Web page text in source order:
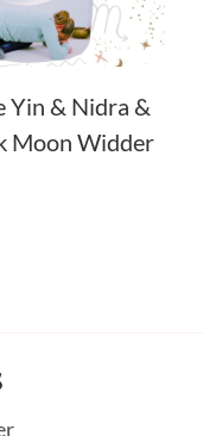
Yin & Nidra &
Moon Widder